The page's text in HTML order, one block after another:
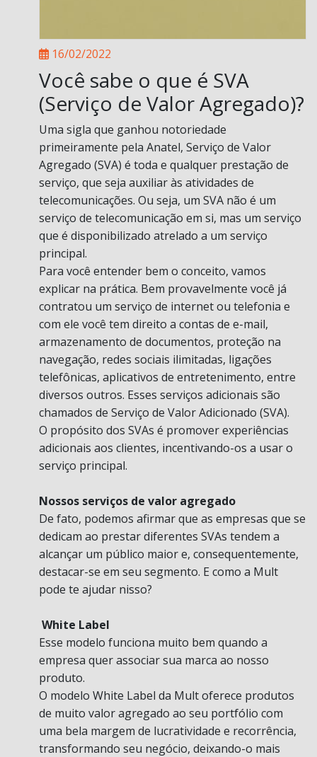
16/02/2022
Você sabe o que é SVA
(Serviço de Valor Agregado)?
Uma sigla que ganhou notoriedade
primeiramente pela Anatel, Serviço de Valor
Agregado (SVA) é toda e qualquer prestação de
serviço, que seja auxiliar às atividades de
telecomunicações. Ou seja, um SVA não é um
serviço de telecomunicação em si, mas um serviço
que é disponibilizado atrelado a um serviço
principal.
Para você entender bem o conceito, vamos
explicar na prática. Bem provavelmente você já
contratou um serviço de internet ou telefonia e
com ele você tem direito a contas de e-mail,
armazenamento de documentos, proteção na
navegação, redes sociais ilimitadas, ligações
telefônicas, aplicativos de entretenimento, entre
diversos outros. Esses serviços adicionais são
chamados de Serviço de Valor Adicionado (SVA).
O propósito dos SVAs é promover experiências
adicionais aos clientes, incentivando-os a usar o
serviço principal.
Nossos serviços de valor agregado
De fato, podemos afirmar que as empresas que se
dedicam ao prestar diferentes SVAs tendem a
alcançar um público maior e, consequentemente,
destacar-se em seu segmento. E como a Mult
pode te ajudar nisso?
White Label
Esse modelo funciona muito bem quando a
empresa quer associar sua marca ao nosso
produto.
O modelo White Label da Mult oferece produtos
de muito valor agregado ao seu portfólio com
uma bela margem de lucratividade e recorrência,
transformando seu negócio, deixando-o mais